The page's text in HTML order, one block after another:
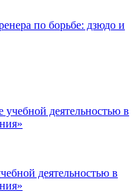
по борьбе: дзюдо и
деятельностью в